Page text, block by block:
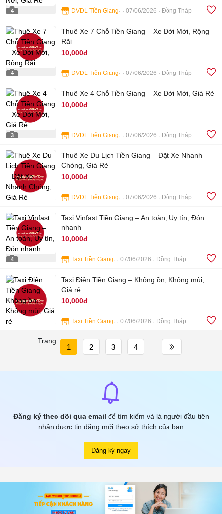
4 DVDL Tiền Giang 07/06/2026 Đồng Tháp
4
Thuê Xe 7 Chỗ Tiền Giang – Xe Đời Mới, Rộng
Rãi
10,000đ
DVDL Tiền Giang 07/06/2026 Đồng Tháp
3
Thuê Xe 4 Chỗ Tiền Giang – Xe Đời Mới, Giá Rẻ
10,000đ
DVDL Tiền Giang 07/06/2026 Đồng Tháp
Thuê Xe Du Lịch Tiền Giang – Đặt Xe Nhanh
Chóng, Giá Rẻ
10,000đ
DVDL Tiền Giang 07/06/2026 Đồng Tháp
4
Taxi Vinfast Tiền Giang – An toàn, Uy tín, Đón
nhanh
10,000đ
Taxi Tiền Giang 07/06/2026 Đồng Tháp
Taxi Điện Tiền Giang – Không ồn, Không mùi,
Giá rẻ
10,000đ
Taxi Tiền Giang 07/06/2026 Đồng Tháp
Trang:
1 2 3 4 ...
Đăng ký theo dõi qua email để tìm kiếm và là người đầu tiên
nhận được tin đăng mới theo sở thích của bạn
Đăng ký ngay